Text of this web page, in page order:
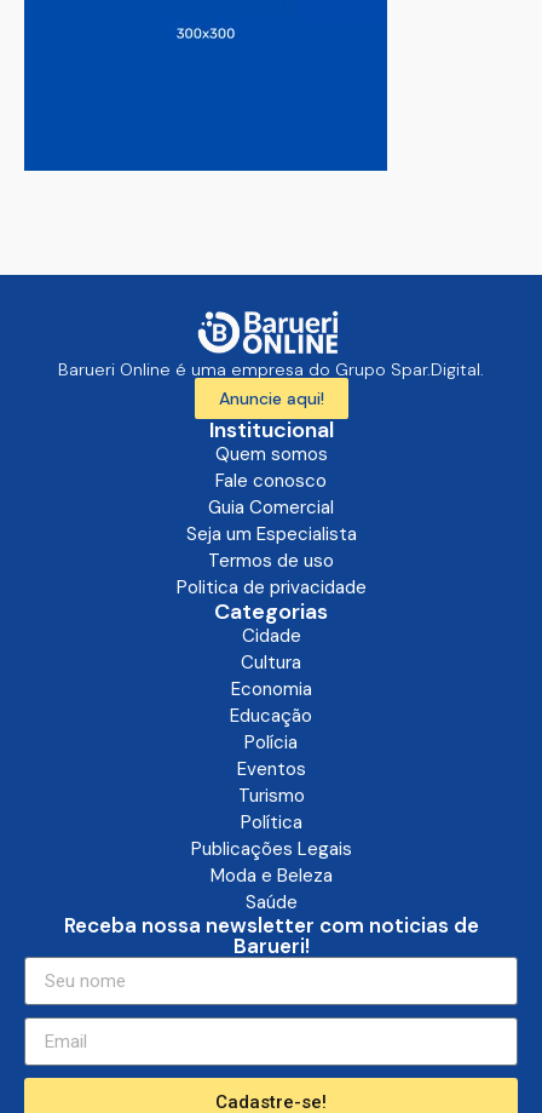
Barueri Online é uma empresa do Grupo Spar.Digital.
Anuncie aqui!
Institucional
Quem somos
Fale conosco
Guia Comercial
Seja um Especialista
Termos de uso
Politica de privacidade
Categorias
Cidade
Cultura
Economia
Educação
Polícia
Eventos
Turismo
Política
Publicações Legais
Moda e Beleza
Saúde
Receba nossa newsletter com noticias de
Barueri!
Cadastre-se!